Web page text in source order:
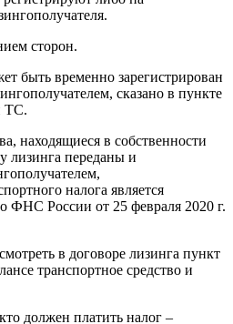
сторон.
быть временно зарегистрирован
сказано в пункте
ТС.
находящиеся в собственности
лизинга переданы и
налога является
ФНС России от 25 февраля 2020 г.
в договоре лизинга пункт
транспортное средство и
должен платить налог –